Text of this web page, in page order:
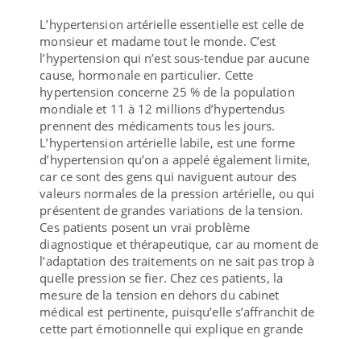
L’hypertension artérielle essentielle est celle de
monsieur et madame tout le monde. C’est
l’hypertension qui n’est sous-tendue par aucune
cause, hormonale en particulier. Cette
hypertension concerne 25 % de la population
mondiale et 11 à 12 millions d’hypertendus
prennent des médicaments tous les jours.
L’hypertension artérielle labile, est une forme
d’hypertension qu’on a appelé également limite,
car ce sont des gens qui naviguent autour des
valeurs normales de la pression artérielle, ou qui
présentent de grandes variations de la tension.
Ces patients posent un vrai problème
diagnostique et thérapeutique, car au moment de
l’adaptation des traitements on ne sait pas trop à
quelle pression se fier. Chez ces patients, la
mesure de la tension en dehors du cabinet
médical est pertinente, puisqu’elle s’affranchit de
cette part émotionnelle qui explique en grande